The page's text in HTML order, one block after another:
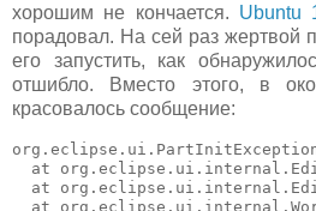
хорошим не кончается. Ubuntu
порадовал. На сей раз жертвой
его запустить, как
отшибло. Вместо этого, в
красовалось сообщение:
at
at
at